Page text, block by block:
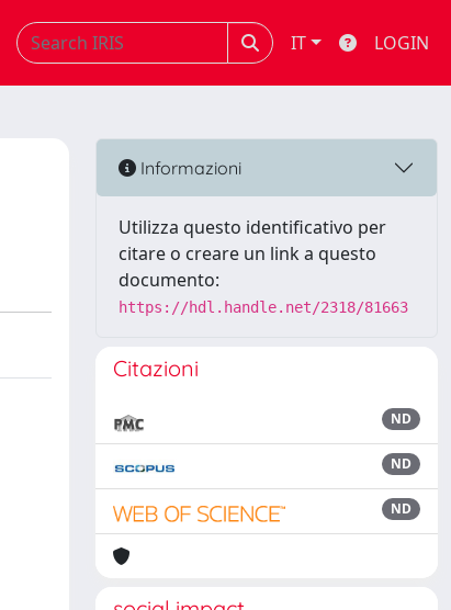
IT LOGIN
Informazioni
Utilizza questo identificativo per
citare o creare un link a questo
documento:
https://hdl.handle.net/2318/81663
Citazioni
ND
ND
ND